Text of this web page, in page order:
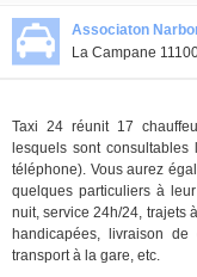
Associaton
La Campane
Taxi 24 réunit 17
lesquels sont
téléphone). Vous aurez
quelques particuliers à
nuit, service 24h/24, trajets
handicapées, livraison
transport à la gare, etc.